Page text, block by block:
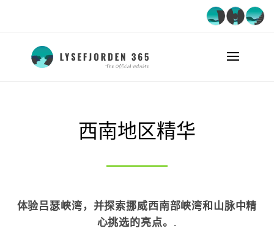
西南地区精华
体验吕瑟峡湾，并探索挪威西南部峡湾和山脉中精
心挑选的亮点。.